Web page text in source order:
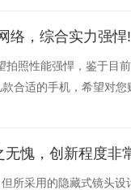
络，综合实力强悍!
照性能强悍，鉴于目
合适的手机，希望对您
愧，创新程度非
所采用的隐藏式镜头